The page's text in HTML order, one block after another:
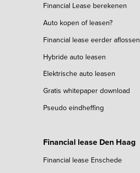
Financial Lease berekenen
Auto kopen of leasen?
Financial lease eerder aflossen
Hybride auto leasen
Elektrische auto leasen
Gratis whitepaper download
Pseudo eindheffing
Financial lease Den Haag
Financial lease Enschede